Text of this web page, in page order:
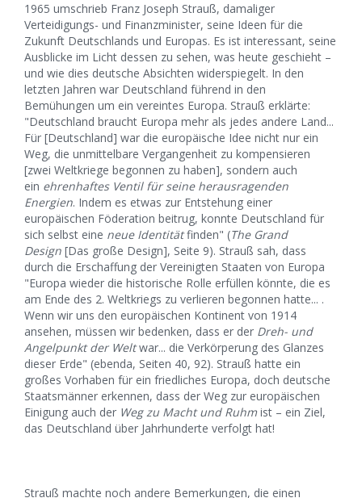
1965 umschrieb Franz Joseph Strauß, damaliger
Verteidigungs- und Finanzminister, seine Ideen für die
Zukunft Deutschlands und Europas. Es ist interessant, seine
Ausblicke im Licht dessen zu sehen, was heute geschieht –
und wie dies deutsche Absichten widerspiegelt. In den
letzten Jahren war Deutschland führend in den
Bemühungen um ein vereintes Europa. Strauß erklärte:
"Deutschland braucht Europa mehr als jedes andere Land...
Für [Deutschland] war die europäische Idee nicht nur ein
Weg, die unmittelbare Vergangenheit zu kompensieren
[zwei Weltkriege begonnen zu haben], sondern auch
ein ehrenhaftes Ventil für seine herausragenden
Energien. Indem es etwas zur Entstehung einer
europäischen Föderation beitrug, konnte Deutschland für
sich selbst eine neue Identitätfinden" (The Grand
Design [Das große Design], Seite 9). Strauß sah, dass
durch die Erschaffung der Vereinigten Staaten von Europa
"Europa wieder die historische Rolle erfüllen könnte, die es
am Ende des 2. Weltkriegs zu verlieren begonnen hatte... .
Wenn wir uns den europäischen Kontinent von 1914
ansehen, müssen wir bedenken, dass er der Dreh- und
Angelpunkt der Weltwar... die Verkörperung des Glanzes
dieser Erde" (ebenda, Seiten 40, 92). Strauß hatte ein
großes Vorhaben für ein friedliches Europa, doch deutsche
Staatsmänner erkennen, dass der Weg zur europäischen
Einigung auch der Weg zu Macht und Ruhm ist – ein Ziel,
das Deutschland über Jahrhunderte verfolgt hat!
Strauß machte noch andere Bemerkungen, die einen